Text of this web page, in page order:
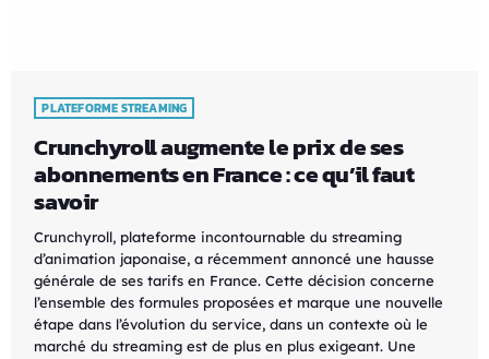
PLATEFORME STREAMING
Crunchyroll augmente le prix de ses
abonnements en France : ce qu’il faut
savoir
Crunchyroll, plateforme incontournable du streaming
d’animation japonaise, a récemment annoncé une hausse
générale de ses tarifs en France. Cette décision concerne
l’ensemble des formules proposées et marque une nouvelle
étape dans l’évolution du service, dans un contexte où le
marché du streaming est de plus en plus exigeant. Une